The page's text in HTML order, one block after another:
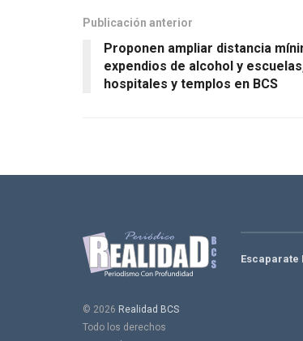
Publicación anterior
Proponen ampliar distancia
expendios de alcohol y
hospitales y templos en BCS
© 2026 Realidad BCS
Todo los derechos
Escaparate